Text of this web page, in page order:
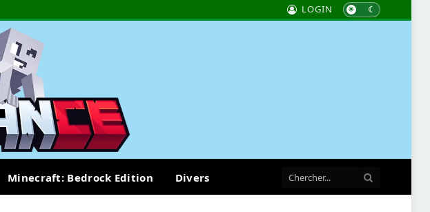
LOGIN
Minecraft: Bedrock Edition Divers